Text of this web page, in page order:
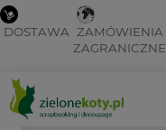
DOSTAWA ZAMÓWIENIA
ZAGRANICZNE